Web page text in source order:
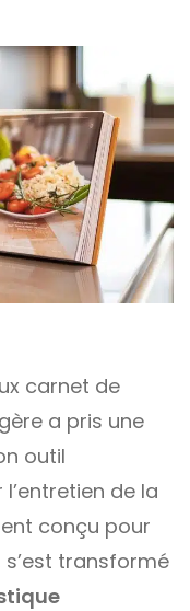
carnet de
a pris une
outil
de la
conçu pour
transformé